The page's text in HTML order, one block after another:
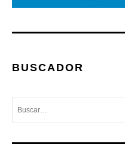
BUSCADOR